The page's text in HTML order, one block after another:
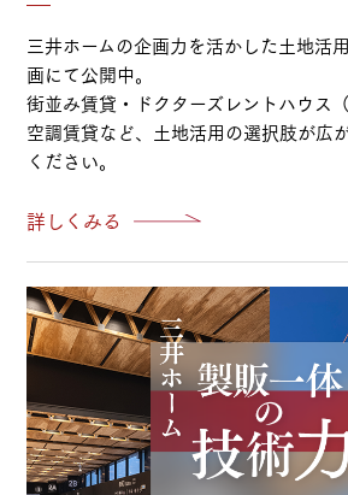
三井ホームの企画力を活かした土地活
画にて公開中。
街並み賃貸・ドクターズレントハウス
空調賃貸など、土地活用の選択肢が広
ください。
詳しくみる